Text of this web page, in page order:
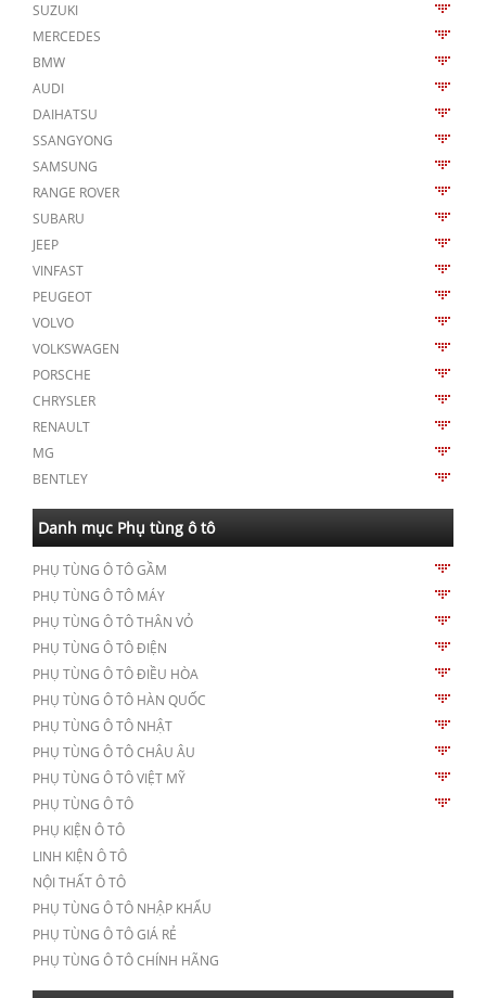
SUZUKI
MERCEDES
BMW
AUDI
DAIHATSU
SSANGYONG
SAMSUNG
RANGE ROVER
SUBARU
JEEP
VINFAST
PEUGEOT
VOLVO
VOLKSWAGEN
PORSCHE
CHRYSLER
RENAULT
MG
BENTLEY
Danh mục Phụ tùng ô tô
PHỤ TÙNG Ô TÔ GẦM
PHỤ TÙNG Ô TÔ MÁY
PHỤ TÙNG Ô TÔ THÂN VỎ
PHỤ TÙNG Ô TÔ ĐIỆN
PHỤ TÙNG Ô TÔ ĐIỀU HÒA
PHỤ TÙNG Ô TÔ HÀN QUỐC
PHỤ TÙNG Ô TÔ NHẬT
PHỤ TÙNG Ô TÔ CHÂU ÂU
PHỤ TÙNG Ô TÔ VIỆT MỸ
PHỤ TÙNG Ô TÔ
PHỤ KIỆN Ô TÔ
LINH KIỆN Ô TÔ
NỘI THẤT Ô TÔ
PHỤ TÙNG Ô TÔ NHẬP KHẨU
PHỤ TÙNG Ô TÔ GIÁ RẺ
PHỤ TÙNG Ô TÔ CHÍNH HÃNG